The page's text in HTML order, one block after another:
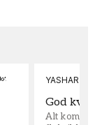
YASHAR
God
Alt kom